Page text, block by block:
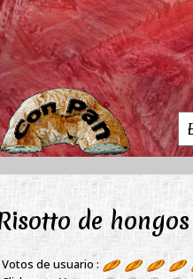
de
Votos de usuario :